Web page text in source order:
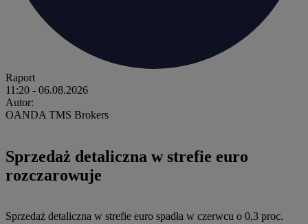
Raport
11:20 - 06.08.2026
Autor:
OANDA TMS Brokers
Sprzedaż detaliczna w strefie euro
rozczarowuje
Sprzedaż detaliczna w strefie euro spadła w czerwcu o 0,3 proc.